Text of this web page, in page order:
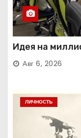
Идея на
Авг 6, 2026
ЛИЧНОСТЬ